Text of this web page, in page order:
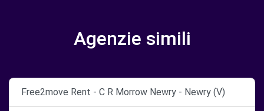
Agenzie simili
Free2move Rent - C R Morrow Newry - Newry (V)